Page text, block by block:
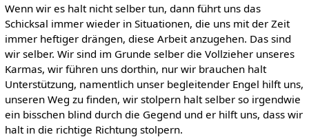
Wenn wir es halt nicht selber tun, dann führt uns das
Schicksal immer wieder in Situationen, die uns mit der Zeit
immer heftiger drängen, diese Arbeit anzugehen. Das sind
wir selber. Wir sind im Grunde selber die Vollzieher unseres
Karmas, wir führen uns dorthin, nur wir brauchen halt
Unterstützung, namentlich unser begleitender Engel hilft uns,
unseren Weg zu finden, wir stolpern halt selber so irgendwie
ein bisschen blind durch die Gegend und er hilft uns, dass wir
halt in die richtige Richtung stolpern.